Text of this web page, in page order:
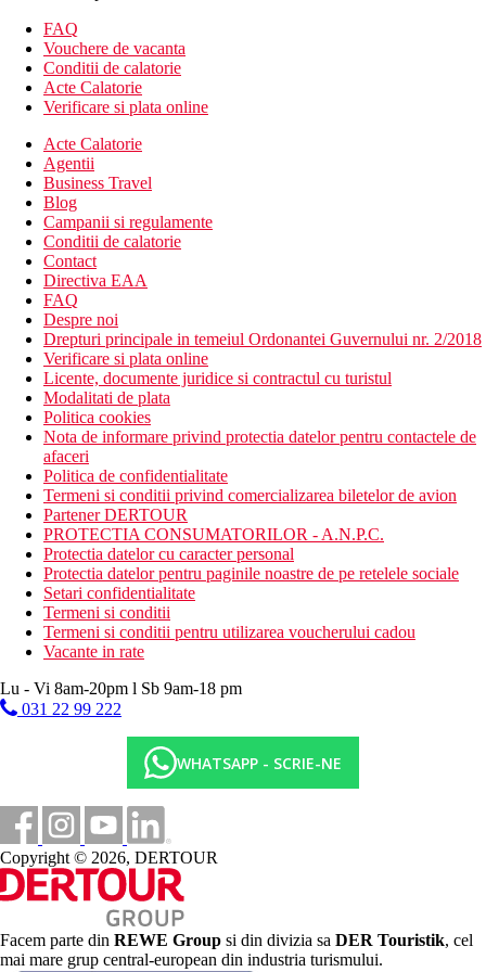
Alte tipuri de camere
facilitatile de mai sus)
Camera dubla, vedere la mare: vedere la mare.
Suita Junior: mai spatioasa.
Divertisment
Programe de animatie si divertisment zilnic si de seara pentru
copii si adulti. Muzica live pentru dans si ascultare, disco.
Mese
All Inclusive
Mic dejun, pranz si cina tip bufet
Gustare
Gustare usoara, cafea de dupa-amiaza, ceai si deserturi
1 cina pe sejur intr-un restaurant a la carte (este necesara
rezervare)
Bauturi alcoolice si nealcoolice de productie locala
(09.00-24.00)
Plaja
O plaja lunga cu nisip, cu o intrare graduala in mare chiar
langa hotel
Sezlonguri si umbrele gratuite, prosoape contra unui
depozit
Oferta sportiva
Gratuit: tenis (iluminat contra cost), minigolf, aerobic,
darts, tenis de masa, skittle, tir cu arcul, volei si alte
activitati sportive in cadrul programelor de animatie,
sporturi acvatice nemotorizate pe plaja.
Contra cost : fitness, biliard, sporturi acvatice motorizate
pe plaja, teren de golf Palm Links la aproximativ 100 m.
Copii
Bazin separat pentru copii, loc de joaca pentru copii, mini club
(5-12 ani), patut gratuit (la cerere).
VISA, EC/MC, AMEX.
Site-ul web
http://www.elmouradi.com
Gratuit: piscina interioara.
Contra cost:sauna, hamam, jacuzzi, diverse tipuri de
FAQ
Vouchere de vacanta
Conditii de calatorie
Acte Calatorie
Verificare si plata online
Acte Calatorie
Agentii
Business Travel
Blog
Campanii si regulamente
Conditii de calatorie
Contact
Directiva EAA
FAQ
Despre noi
Drepturi principale in temeiul Ordonantei Guvernului nr. 2/2018
Verificare si plata online
Licente, documente juridice si contractul cu turistul
Modalitati de plata
Politica cookies
Nota de informare privind protectia datelor pentru contactele de
afaceri
Politica de confidentialitate
Termeni si conditii privind comercializarea biletelor de avion
Partener DERTOUR
PROTECTIA CONSUMATORILOR - A.N.P.C.
Protectia datelor cu caracter personal
Protectia datelor pentru paginile noastre de pe retelele sociale
Setari confidentialitate
Termeni si conditii
Termeni si conditii pentru utilizarea voucherului cadou
Vacante in rate
Lu - Vi 8am-20pm l Sb 9am-18 pm
031 22 99 222
WHATSAPP - SCRIE-NE
Copyright © 2026, DERTOUR
Facem parte din REWE Group si din divizia sa DER Touristik, cel
mai mare grup central-european din industria turismului.